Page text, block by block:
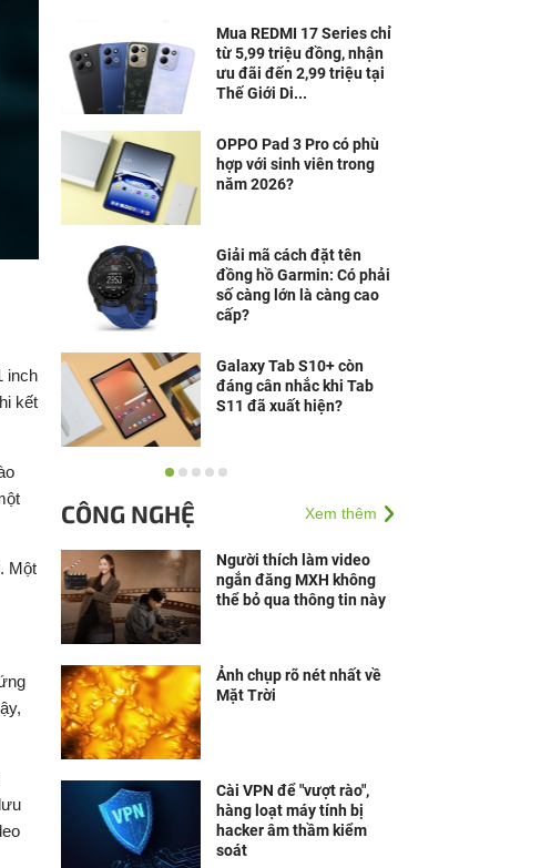
inch
kết
Một
Mua REDMI 17 Series chỉ
từ 5,99 triệu đồng, nhận
ưu đãi đến 2,99 triệu tại
Thế Giới Di...
OPPO Pad 3 Pro có phù
hợp với sinh viên trong
năm 2026?
Giải mã cách đặt tên
đồng hồ Garmin: Có phải
số càng lớn là càng cao
cấp?
Galaxy Tab S10+ còn
đáng cân nhắc khi Tab
S11 đã xuất hiện?
Laptop Windows cạnh
vẫn có lý do riêng để giữ
CÔNG NGHỆ Xem thêm
Người thích làm video
ngắn đăng MXH không
thể bỏ qua thông tin này
Ảnh chụp rõ nét nhất về
Mặt Trời
Cài VPN để "vượt rào",
hàng loạt máy tính bị
hacker âm thầm kiểm
soát